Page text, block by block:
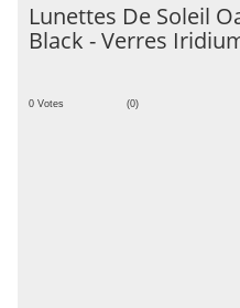
Lunettes De Soleil
Black - Verres
0 Votes (0)